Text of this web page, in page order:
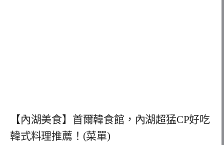
【內湖美食】首爾韓食館，內湖超猛CP好吃
韓式料理推薦！(菜單)